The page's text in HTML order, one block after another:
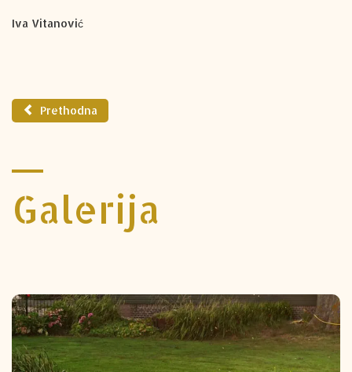
Iva Vitanović
Prethodna
Galerija